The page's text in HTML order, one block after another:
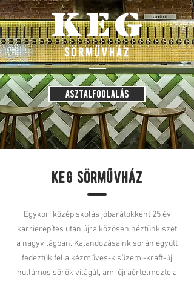
asztalfoglalás
keg sörművház
Egykori középiskolás jóbarátokként 25 év
karrierépítés után újra közösen néztünk szét
a nagyvilágban. Kalandozásaink során együtt
fedeztük fel a kézműves-kisüzemi-kraft-új
hullámos sörök világát, ami újraértelmezte a